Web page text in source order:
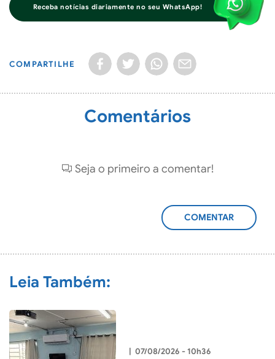
Receba notícias diariamente no seu WhatsApp!
COMPARTILHE
Comentários
Seja o primeiro a comentar!
ADICIONAR
Leia Também:
| 07/08/2026 - 10h36